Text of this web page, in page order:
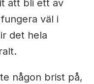
att bli ett av
väl i
det hela
någon brist på,